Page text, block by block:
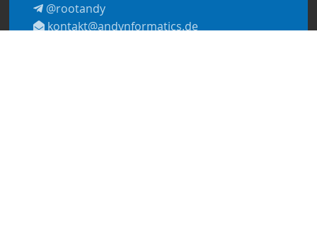
@rootandy
kontakt@andynformatics.de